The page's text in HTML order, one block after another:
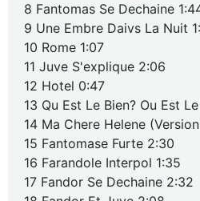
8 Fantomas Se Dechaine
9 Une Embre Daivs La Nuit
10 Rome 1:07
11 Juve S'explique 2:06
12 Hotel 0:47
13 Qu Est Le Bien? Ou Est
14 Ma Chere Helene
15 Fantomase Furte 2:30
16 Farandole Interpol 1:35
17 Fandor Se Dechaine 2:32